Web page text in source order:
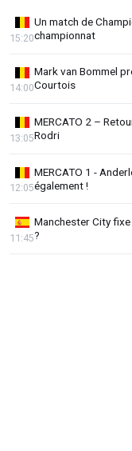
Un match de
championnat
15:20
Mark van Bommel
Courtois
14:00
MERCATO 2 –
Rodri
13:05
MERCATO 1 -
également !
12:05
Manchester City
?
11:45